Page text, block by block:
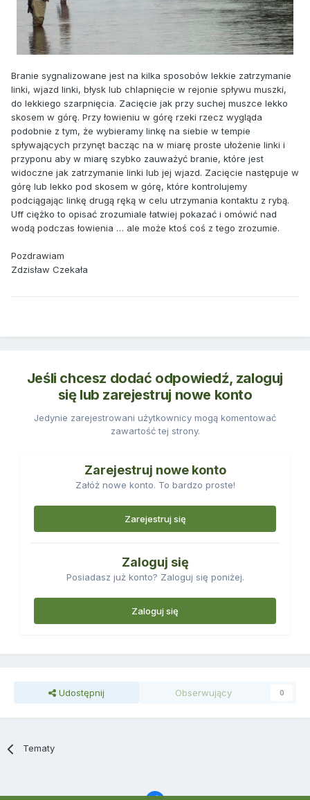
Branie sygnalizowane jest na kilka sposobów lekkie zatrzymanie
linki, wjazd linki, błysk lub chlapnięcie w rejonie spływu muszki,
do lekkiego szarpnięcia. Zacięcie jak przy suchej muszce lekko
skosem w górę. Przy łowieniu w górę rzeki rzecz wygląda
podobnie z tym, że wybieramy linkę na siebie w tempie
spływających przynęt bacząc na w miarę proste ułożenie linki i
przyponu aby w miarę szybko zauważyć branie, które jest
widoczne jak zatrzymanie linki lub jej wjazd. Zacięcie następuje w
górę lub lekko pod skosem w górę, które kontrolujemy
podciągając linkę drugą ręką w celu utrzymania kontaktu z rybą.
Uff ciężko to opisać zrozumiale łatwiej pokazać i omówić nad
wodą podczas łowienia … ale może ktoś coś z tego zrozumie.
Pozdrawiam
Zdzisław Czekała
Jeśli chcesz dodać odpowiedź, zaloguj
się lub zarejestruj nowe konto
Jedynie zarejestrowani użytkownicy mogą komentować
zawartość tej strony.
Zarejestruj nowe konto
Załóż nowe konto. To bardzo proste!
Zarejestruj się
Zaloguj się
Posiadasz już konto? Zaloguj się poniżej.
Zaloguj się
Udostępnij Obserwujący 0
Tematy